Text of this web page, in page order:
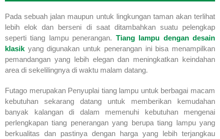
Pada sebuah jalan maupun untuk lingkungan taman akan terlihat
lebih elok dan berseni di saat ditambahkan suatu pelengkap
seperti tiang lampu penerangan. Tiang lampu dengan desain
klasik yang digunakan untuk penerangan ini bisa menampilkan
pemandangan yang lebih elegan dan meningkatkan keindahan
area di sekelilingnya di waktu malam datang.
Futago merupakan Penyuplai tiang lampu untuk berbagai macam
kebutuhan sekarang datang untuk memberikan kemudahan
banyak kalangan di dalam memenuhi kebutuhan mengenai
perlengkapan tiang penerangan yang berupa tiang lampu yang
berkualitas dan pastinya dengan harga yang lebih terjangkau